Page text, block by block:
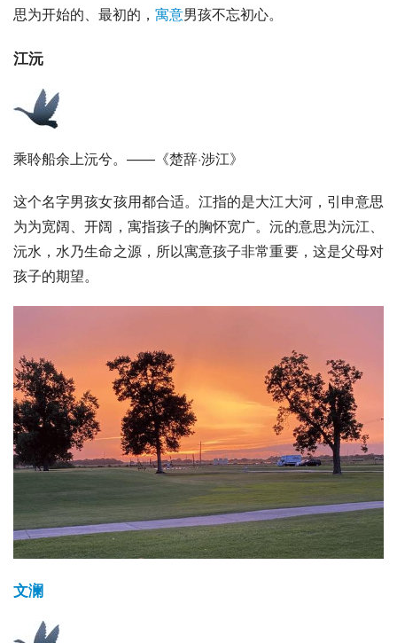
思为开始的、最初的， 寓意男孩不忘初心。
江沅
乘聆船余上沅兮。——《楚辞·涉江》
这个名字男孩女孩用都合适。江指的是大江大河，引申意思
为为宽阔、开阔，寓指孩子的胸怀宽广。沅的意思为沅江、
沅水 ，水乃生命之源，所以寓意孩子非常重要，这是父母对
孩子的期望。
文澜